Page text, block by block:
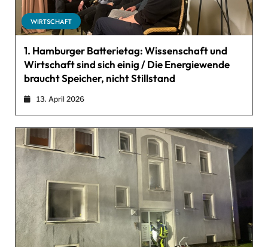
WIRTSCHAFT
1. Hamburger Batterietag: Wissenschaft und
Wirtschaft sind sich einig / Die Energiewende
braucht Speicher, nicht Stillstand
13. April 2026